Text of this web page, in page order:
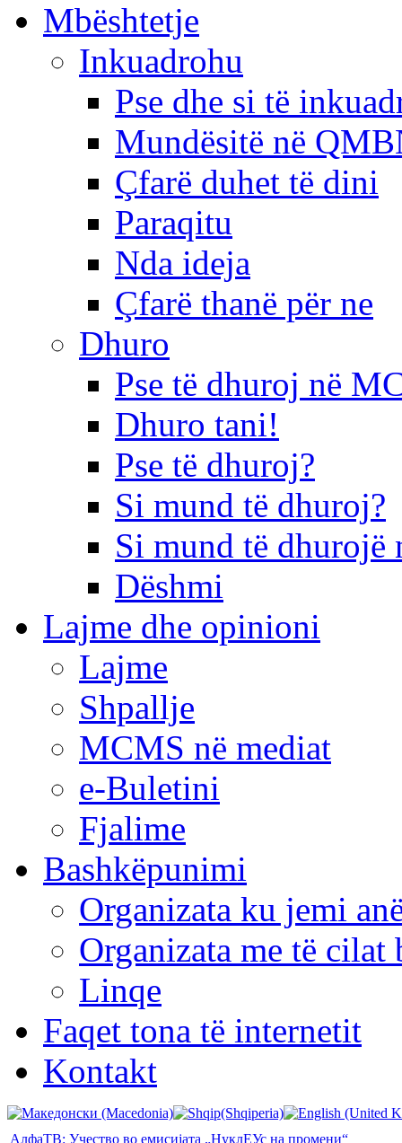
Mbështetje
Inkuadrohu
Pse dhe si të
Mundësitë në
Çfarë duhet të dini
Paraqitu
Nda ideja
Çfarë thanë për ne
Dhuro
Pse të dhuroj në
Dhuro tani!
Pse të dhuroj?
Si mund të dhuroj?
Si mund të dhurojë
Dëshmi
Lajme dhe opinioni
Lajme
Shpallje
MCMS në mediat
e-Buletini
Fjalime
Bashkëpunimi
Organizata ku jemi
Organizata me të cilat
Linqe
Faqet tona të internetit
Kontakt
АлфаТВ: Учество во емисијата „НуклЕУс на промени“